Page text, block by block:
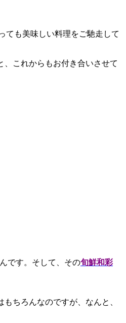
ても美味しい料理をご馳走して
これからもお付き合いさせて
です。そして、その旬鮮和彩
ちろんなのですが、なんと、